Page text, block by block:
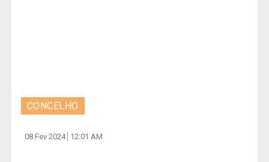
CONCELHO
08 Fev 2024 12:01 AM